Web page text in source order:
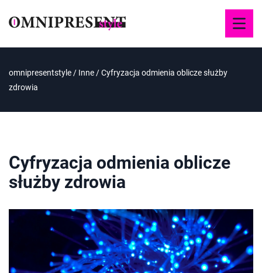
omnipresentstyle / Inne /Cyfryzacja odmienia oblicze służby
zdrowia
Cyfryzacja odmienia oblicze
służby zdrowia